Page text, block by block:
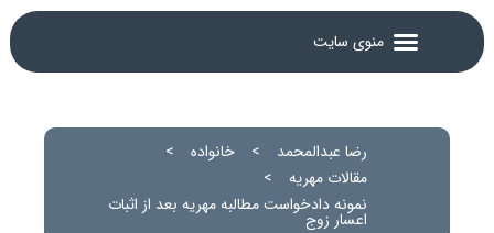
رضا عبدالمحمد > خانواده
>
مقالات مهریه
>
نمونه دادخواست مطالبه مهریه بعد از اثبات
اعسار زوج